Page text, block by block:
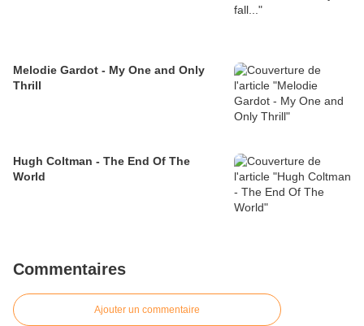
Melodie Gardot - My One and Only
Thrill
Hugh Coltman - The End Of The
World
Commentaires
Ajouter un commentaire